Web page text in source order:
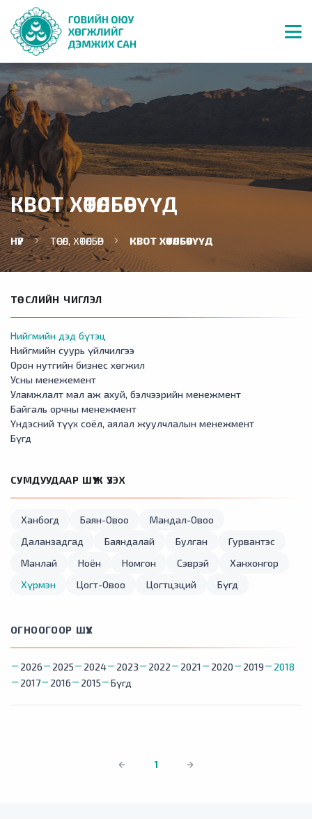
КВОТ ХӨТӨЛБӨРҮҮД
НҮҮР ТӨСӨЛ, ХӨТӨЛБӨР КВОТ ХӨТӨЛБӨРҮҮД
ТӨСЛИЙН ЧИГЛЭЛ
Нийгмийн дэд бүтэц
Нийгмийн суурь үйлчилгээ
Орон нутгийн бизнес хөгжил
Усны менежемент
Уламжлалт мал аж ахуй, бэлчээрийн менежмент
Байгаль орчны менежмент
Үндэсний түүх соёл, аялал жуулчлалын менежмент
Бүгд
СУМДУУДААР ШҮҮЖ ҮЗЭХ
Ханбогд Баян-Овоо
Мандал-Овоо
Даланзадгад
Баяндалай Булган
Гурвантэс
Манлай
Ноён Номгон Сэврэй
Ханхонгор
Хүрмэн
Цогт-Овоо Цогтцэций Бүгд
ОГНООГООР ШҮҮХ
2026 2025 2024 2023 2022 2021 2020 2019
2018
2017
2016 2015 Бүгд
1